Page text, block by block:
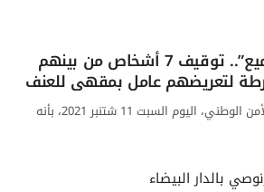
“القانون فوق الجميع”.. توقيف 7 أشخاص من بينهم
لتعريضهم عامل بمقهى للعنف
أفادت المديرية العامة للأمن الوطني، اليوم السبت 11 شتنبر 2021، بأنه